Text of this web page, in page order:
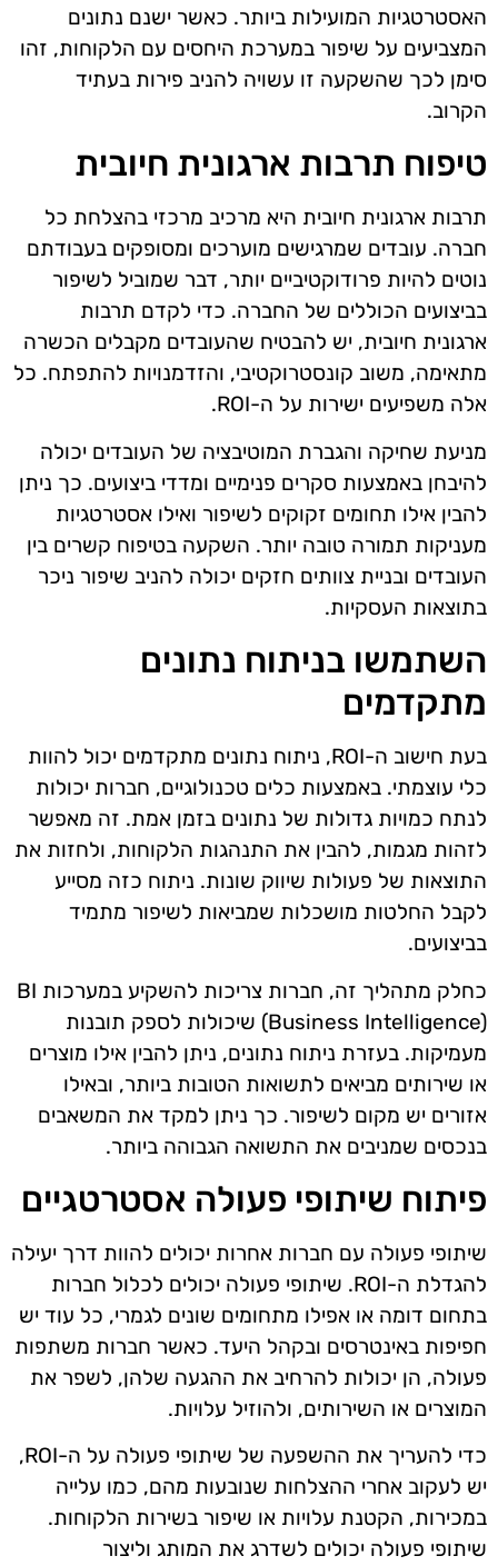
האסטרטגיות המועילות ביותר. כאשר ישנם נתונים
המצביעים על שיפור במערכת היחסים עם הלקוחות, זהו
סימן לכך שהשקעה זו עשויה להניב פירות בעתיד
הקרוב.
טיפוח תרבות ארגונית חיובית
תרבות ארגונית חיובית היא מרכיב מרכזי בהצלחת כל
חברה. עובדים שמרגישים מוערכים ומסופקים בעבודתם
נוטים להיות פרודוקטיביים יותר, דבר שמוביל לשיפור
בביצועים הכוללים של החברה. כדי לקדם תרבות
ארגונית חיובית, יש להבטיח שהעובדים מקבלים הכשרה
מתאימה, משוב קונסטרוקטיבי, והזדמנויות להתפתח. כל
אלה משפיעים ישירות על ה-ROI.
מניעת שחיקה והגברת המוטיבציה של העובדים יכולה
להיבחן באמצעות סקרים פנימיים ומדדי ביצועים. כך ניתן
להבין אילו תחומים זקוקים לשיפור ואילו אסטרטגיות
מעניקות תמורה טובה יותר. השקעה בטיפוח קשרים בין
העובדים ובניית צוותים חזקים יכולה להניב שיפור ניכר
בתוצאות העסקיות.
השתמשו בניתוח נתונים
מתקדמים
בעת חישוב ה-ROI, ניתוח נתונים מתקדמים יכול להוות
כלי עוצמתי. באמצעות כלים טכנולוגיים, חברות יכולות
לנתח כמויות גדולות של נתונים בזמן אמת. זה מאפשר
לזהות מגמות, להבין את התנהגות הלקוחות, ולחזות את
התוצאות של פעולות שיווק שונות. ניתוח כזה מסייע
לקבל החלטות מושכלות שמביאות לשיפור מתמיד
בביצועים.
כחלק מתהליך זה, חברות צריכות להשקיע במערכות BI
(Business Intelligence) שיכולות לספק תובנות
מעמיקות. בעזרת ניתוח נתונים, ניתן להבין אילו מוצרים
או שירותים מביאים לתשואות הטובות ביותר, ובאילו
אזורים יש מקום לשיפור. כך ניתן למקד את המשאבים
בנכסים שמניבים את התשואה הגבוהה ביותר.
פיתוח שיתופי פעולה אסטרטגיים
שיתופי פעולה עם חברות אחרות יכולים להוות דרך יעילה
להגדלת ה-ROI. שיתופי פעולה יכולים לכלול חברות
בתחום דומה או אפילו מתחומים שונים לגמרי, כל עוד יש
חפיפות באינטרסים ובקהל היעד. כאשר חברות משתפות
פעולה, הן יכולות להרחיב את ההגעה שלהן, לשפר את
המוצרים או השירותים, ולהוזיל עלויות.
כדי להעריך את ההשפעה של שיתופי פעולה על ה-ROI,
יש לעקוב אחרי ההצלחות שנובעות מהם, כמו עלייה
במכירות, הקטנת עלויות או שיפור בשירות הלקוחות.
שיתופי פעולה יכולים לשדרג את המותג וליצור